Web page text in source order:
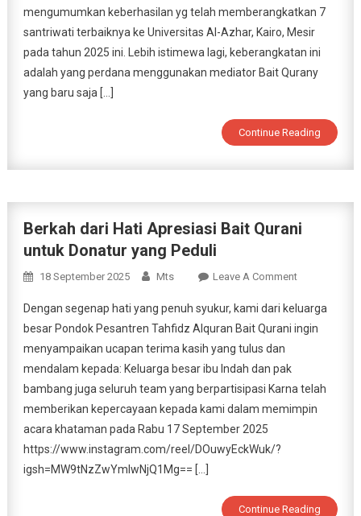
Santrinya
Ke
Al-
Azhar
Mediator
Sendiri!
mengumumkan keberhasilan yg telah memberangkatkan 7
santriwati terbaiknya ke Universitas Al-Azhar, Kairo, Mesir
pada tahun 2025 ini. Lebih istimewa lagi, keberangkatan ini
adalah yang perdana menggunakan mediator Bait Qurany
yang baru saja […]
Continue Reading
Berkah dari Hati Apresiasi Bait Qurani
untuk Donatur yang Peduli
18 September 2025 Mts Leave A CommentOn
Dari
Hati
Qurani
Untuk
Dengan segenap hati yang penuh syukur, kami dari keluarga
besar Pondok Pesantren Tahfidz Alquran Bait Qurani ingin
menyampaikan ucapan terima kasih yang tulus dan
mendalam kepada: Keluarga besar ibu Indah dan pak
bambang juga seluruh team yang berpartisipasi Karna telah
memberikan kepercayaan kepada kami dalam memimpin
acara khataman pada Rabu 17 September 2025
https://www.instagram.com/reel/DOuwyEckWuk/?
igsh=MW9tNzZwYmIwNjQ1Mg== […]
Continue Reading